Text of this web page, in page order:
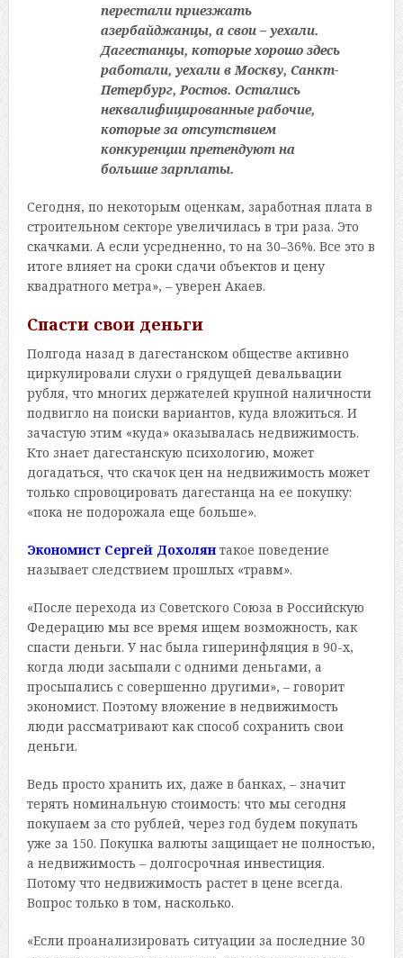
перестали приезжать
азербайджанцы, а свои – уехали.
Дагестанцы, которые хорошо здесь
работали, уехали в Москву, Санкт-
Петербург, Ростов. Остались
неквалифицированные рабочие,
которые за отсутствием
конкуренции претендуют на
большие зарплаты.
Сегодня, по некоторым оценкам, заработная плата в
строительном секторе увеличилась в три раза. Это
скачками. А если усредненно, то на 30–36%. Все это в
итоге влияет на сроки сдачи объектов и цену
квадратного метра», – уверен Акаев.
Спасти свои деньги
Полгода назад в дагестанском обществе активно
циркулировали слухи о грядущей девальвации
рубля, что многих держателей крупной наличности
подвигло на поиски вариантов, куда вложиться. И
зачастую этим «куда» оказывалась недвижимость.
Кто знает дагестанскую психологию, может
догадаться, что скачок цен на недвижимость может
только спровоцировать дагестанца на ее покупку:
«пока не подорожала еще больше».
Экономист Сергей Дохолян такое поведение
называет следствием прошлых «травм».
«После перехода из Советского Союза в Российскую
Федерацию мы все время ищем возможность, как
спасти деньги. У нас была гиперинфляция в 90-х,
когда люди засыпали с одними деньгами, а
просыпались с совершенно другими», – говорит
экономист. Поэтому вложение в недвижимость
люди рассматривают как способ сохранить свои
деньги.
Ведь просто хранить их, даже в банках, – значит
терять номинальную стоимость: что мы сегодня
покупаем за сто рублей, через год будем покупать
уже за 150. Покупка валюты защищает не полностью,
а недвижимость – долгосрочная инвестиция.
Потому что недвижимость растет в цене всегда.
Вопрос только в том, насколько.
«Если проанализировать ситуации за последние 30